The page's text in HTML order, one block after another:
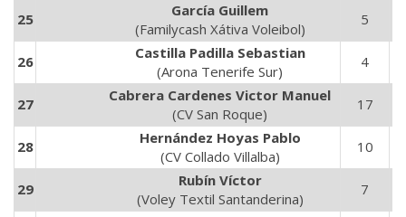
25
García Guillem
(Familycash Xátiva Voleibol)
5
26
Castilla Padilla Sebastian
(Arona Tenerife Sur)
4
27
Cabrera Cardenes Victor Manuel
(CV San Roque)
17
28
Hernández Hoyas Pablo
(CV Collado Villalba)
10
29
Rubín Víctor
(Voley Textil Santanderina)
7